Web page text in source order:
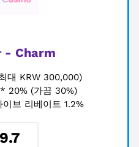
- Charm
대 KRW 300,000)
20% (가끔 30%)
브 리베이트 1.2%
9.7